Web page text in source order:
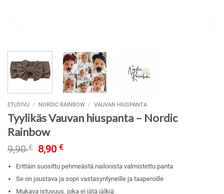
ETUSIVU / NORDIC RAINBOW / VAUVAN HIUSPANTA
Tyylikäs Vauvan hiuspanta – Nordic
Rainbow
9,90€
Alkuperäinen
oli:
9,90 €.
8,90€Nykyinen
on:
8,90 €.
Erittäin suosittu pehmeästä nailonista valmistettu panta
Se on joustava ja sopii vastasyntyneille ja taaperoille
Mukava istuvuus, joka ei jätä jälkiä